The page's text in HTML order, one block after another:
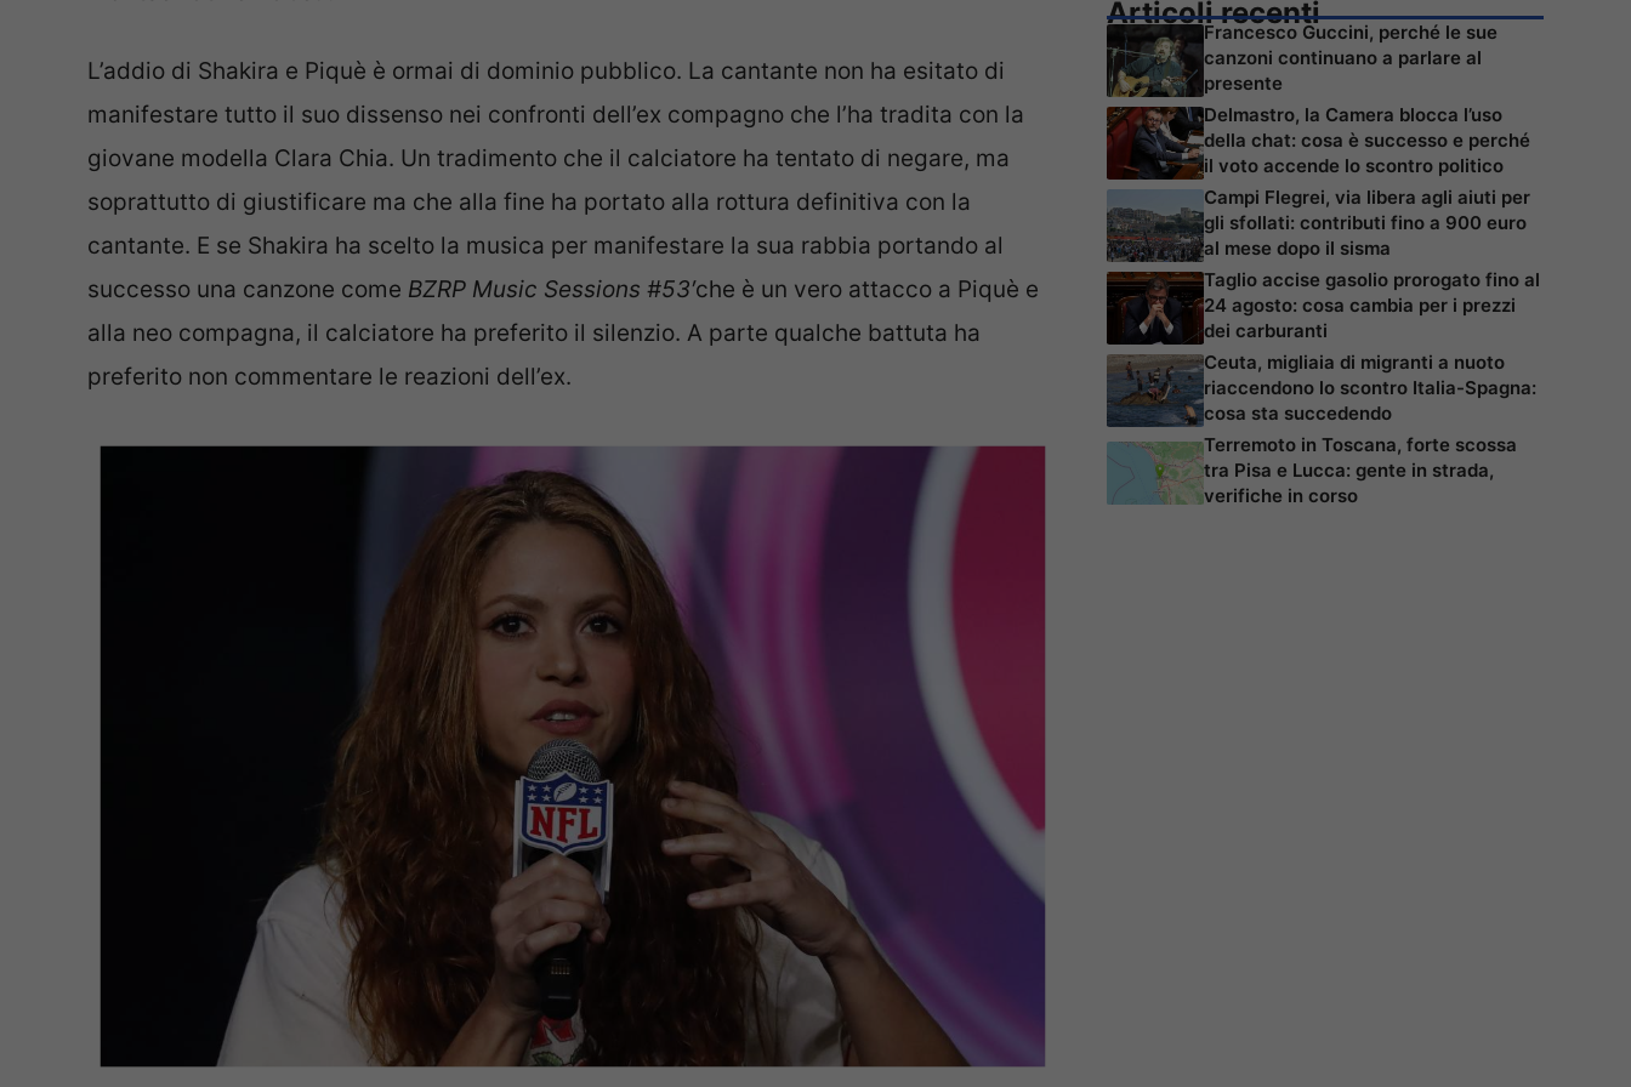
L’addio di Shakira e Piquè è ormai di dominio pubblico. La cantante non ha esitato di
manifestare tutto il suo dissenso nei confronti dell’ex compagno che l’ha tradita con la
giovane modella Clara Chia. Un tradimento che il calciatore ha tentato di negare, ma
soprattutto di giustificare ma che alla fine ha portato alla rottura definitiva con la
cantante. E se Shakira ha scelto la musica per manifestare la sua rabbia portando al
successo una canzone come BZRP Music Sessions #53′che è un vero attacco a Piquè e
alla neo compagna, il calciatore ha preferito il silenzio. A parte qualche battuta ha
preferito non commentare le reazioni dell’ex.
Articoli recenti
Francesco Guccini, perché le sue
canzoni continuano a parlare al
presente
Delmastro, la Camera blocca l’uso
della chat: cosa è successo e perché
il voto accende lo scontro politico
Campi Flegrei, via libera agli aiuti per
gli sfollati: contributi fino a 900 euro
al mese dopo il sisma
Taglio accise gasolio prorogato fino al
24 agosto: cosa cambia per i prezzi
dei carburanti
Ceuta, migliaia di migranti a nuoto
riaccendono lo scontro Italia-Spagna:
cosa sta succedendo
Terremoto in Toscana, forte scossa
tra Pisa e Lucca: gente in strada,
verifiche in corso